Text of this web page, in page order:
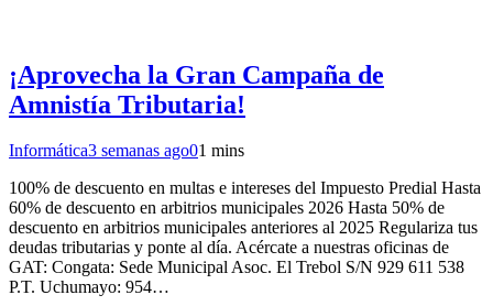
¡Aprovecha la Gran Campaña de
Amnistía Tributaria!
Informática3 semanas ago01 mins
100% de descuento en multas e intereses del Impuesto Predial Hasta
60% de descuento en arbitrios municipales 2026 Hasta 50% de
descuento en arbitrios municipales anteriores al 2025 Regulariza tus
deudas tributarias y ponte al día. Acércate a nuestras oficinas de
GAT: Congata: Sede Municipal Asoc. El Trebol S/N 929 611 538
P.T. Uchumayo: 954…